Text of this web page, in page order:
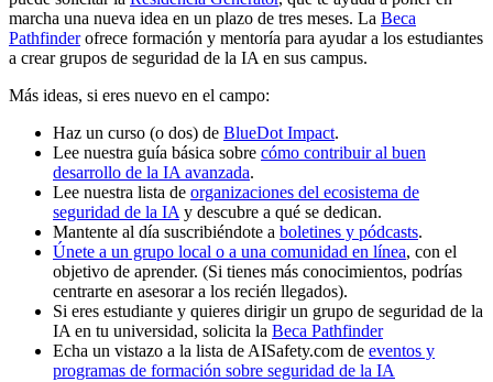
marcha una nueva idea en un plazo de tres meses. La Beca
Pathfinderofrece formación y mentoría para ayudar a los estudiantes
a crear grupos de seguridad de la IA en sus campus.
Más ideas, si eres nuevo en el campo:
Haz un curso (o dos) de BlueDot Impact.
Lee nuestra guía básica sobre cómo contribuir al buen
desarrollo de la IA avanzada.
Lee nuestra lista de organizaciones del ecosistema de
seguridad de la IA y descubre a qué se dedican.
Mantente al día suscribiéndote a boletines y pódcasts.
Únete a un grupo local o a una comunidad en línea, con el
objetivo de aprender. (Si tienes más conocimientos, podrías
centrarte en asesorar a los recién llegados).
Si eres estudiante y quieres dirigir un grupo de seguridad de la
IA en tu universidad, solicita la Beca Pathfinder
Echa un vistazo a la lista de AISafety.com de eventos y
programas de formación sobre seguridad de la IA